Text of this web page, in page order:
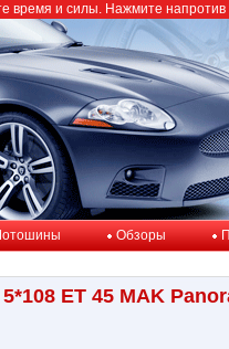
Обзоры
ET 45 MAK
время и силы. Нажмите напротив